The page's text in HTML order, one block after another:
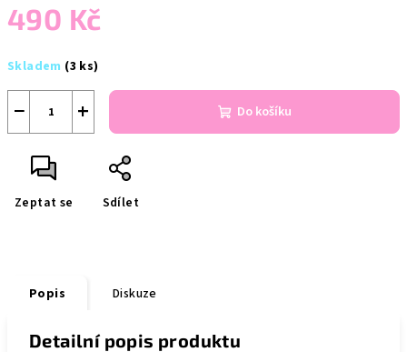
490 Kč
cena:
Skladem (3 ks)
+
− Do košíku
Zeptat se Sdílet
Popis Diskuze
Detailní popis produktu